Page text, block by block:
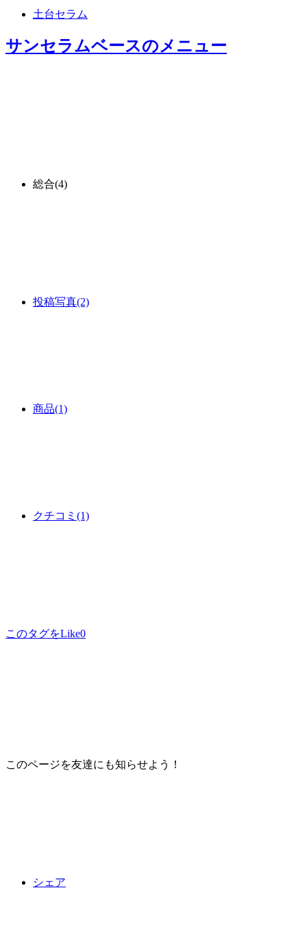
土台セラム
サンセラムベースのメニュー
総合(4)
投稿写真(2)
商品(1)
クチコミ (1)
このタグをLike0
このページを友達にも知らせよう！
シェア